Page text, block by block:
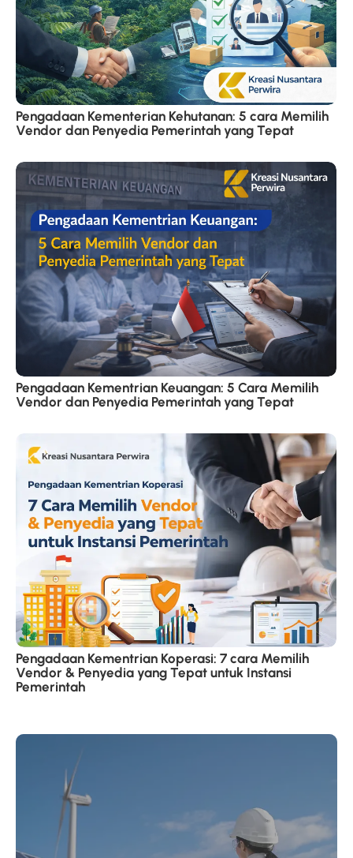
Pengadaan Kementerian Kehutanan: 5 cara Memilih
Vendor dan Penyedia Pemerintah yang Tepat
Pengadaan Kementrian Keuangan: 5 Cara Memilih
Vendor dan Penyedia Pemerintah yang Tepat
Pengadaan Kementrian Koperasi: 7 cara Memilih
Vendor & Penyedia yang Tepat untuk Instansi
Pemerintah